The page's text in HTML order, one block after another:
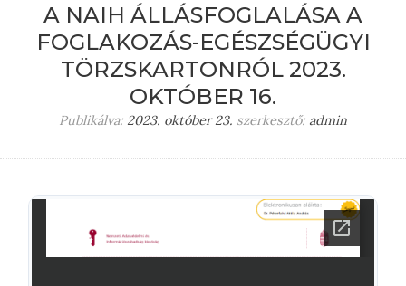
A NAIH ÁLLÁSFOGLALÁSA A
FOGLAKOZÁS-EGÉSZSÉGÜGYI
TÖRZSKARTONRÓL 2023.
OKTÓBER 16.
Publikálva: 2023. október 23. szerkesztő: admin